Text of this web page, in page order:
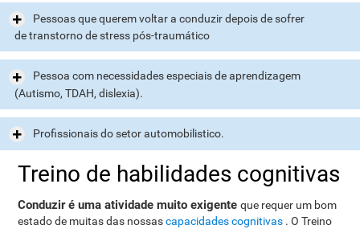
Pessoas que querem voltar a conduzir depois de sofrer
de transtorno de stress pós-traumático
Pessoa com necessidades especiais de aprendizagem
(Autismo, TDAH, dislexia).
Profissionais do setor automobilistico.
Treino de habilidades cognitivas
Conduzir é uma atividade muito exigenteque requer um bom
estado de muitas das nossascapacidades cognitivas . O Treino